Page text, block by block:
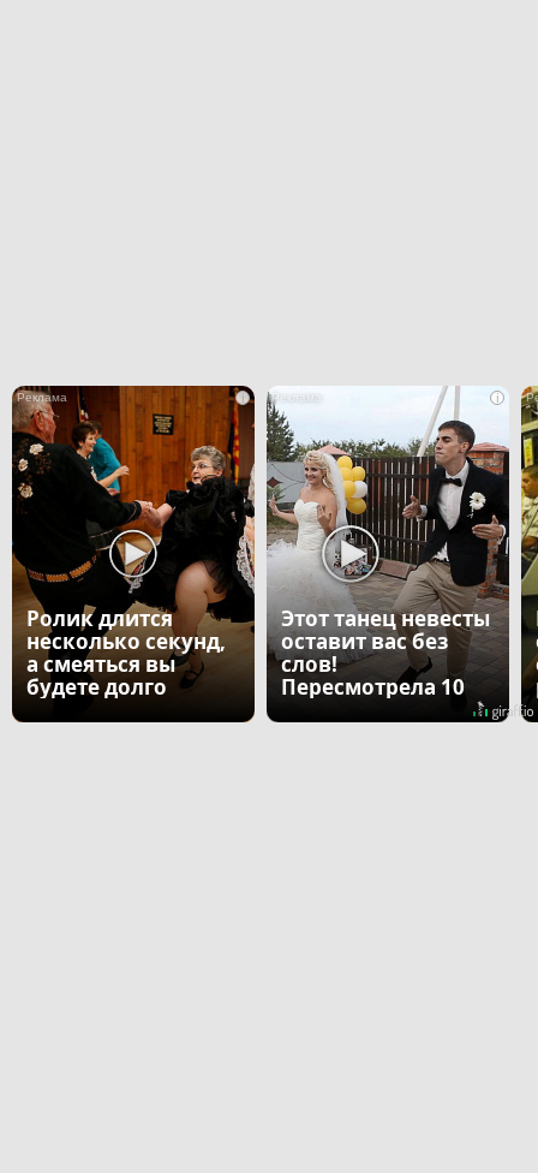
i
Ролик длится
несколько секунд,
а смеяться вы
будете долго
i
Этот танец невесты
оставит вас без
слов!
Пересмотрела 10